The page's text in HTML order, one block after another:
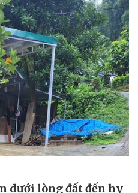
dưới lòng đất đến hy